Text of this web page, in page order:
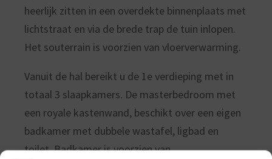
heerlijk zitten in een overdekte binnenplaats met
lichtstraat en via de brede trap de tuin inlopen.
Het souterrain is voorzien van vloerverwarming.
Vanuit de hal bereikt u de 1e verdieping met in
totaal 3 slaapkamers. De masterbedroom met
een royale kastenwand, beschikt over een eigen
badkamer met dubbele wastafel, ligbad en
toilet. Badkamer is voorzien van